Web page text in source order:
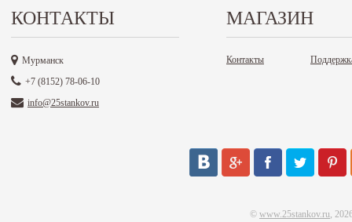
КОНТАКТЫ
Мурманск
+7 (8152) 78-06-10
info@25stankov.ru
МАГАЗИН
Контакты
© www.25stankov.ru,